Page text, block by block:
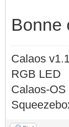
Bonne
Calaos
RGB LED
Calaos-